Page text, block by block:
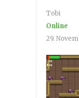
Tobi
Online
29.